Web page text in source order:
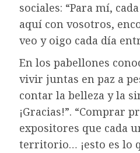
sociales: “Para mí,
aquí con vosotros,
veo y oigo cada día
En los pabellones
vivir juntas en paz a
contar la belleza y la
¡Gracias!”. “Comprar
expositores que cada
territorio… ¡esto es lo